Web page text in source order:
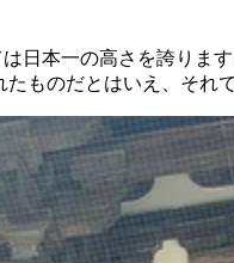
日本一の高さを誇りま
ものだとはいえ、それ